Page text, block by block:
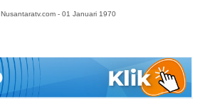
Nusantaratv.com - 01 Januari 1970